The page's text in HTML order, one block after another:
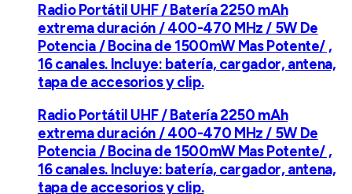
Radio Portátil UHF / Batería 2250 mAh
extrema duración / 400-470 MHz / 5W De
Potencia / Bocina de 1500mW Mas Potente/ ,
16 canales. Incluye: batería, cargador, antena,
tapa de accesorios y clip.
Radio Portátil UHF / Batería 2250 mAh
extrema duración / 400-470 MHz / 5W De
Potencia / Bocina de 1500mW Mas Potente/ ,
16 canales. Incluye: batería, cargador, antena,
tapa de accesorios y clip.